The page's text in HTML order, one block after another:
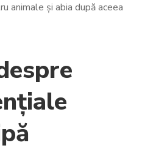
animale și abia după aceea